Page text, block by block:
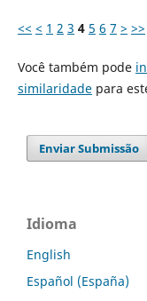
<< < 1 2 3 4 5 6 7 > >>
Você também pode
similaridadepara
Enviar Submissão
Idioma
English
Español (España)